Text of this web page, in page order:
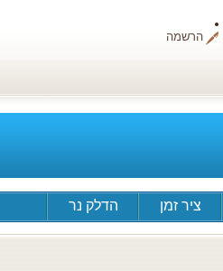
הרשמה
ציר זמן הדלק נר